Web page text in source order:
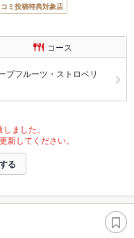
ミ投稿特典対象店
コース
プフルーツ・ストロベリ
ました。
新してください。
る